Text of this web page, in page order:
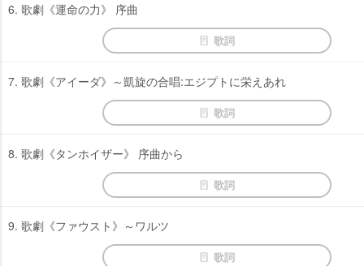
6. 歌劇《運命の力》 序曲
歌詞
7. 歌劇《アイーダ》～凱旋の合唱:エジプトに栄えあれ
歌詞
8. 歌劇《タンホイザー》 序曲から
歌詞
9. 歌劇《ファウスト》～ワルツ
歌詞